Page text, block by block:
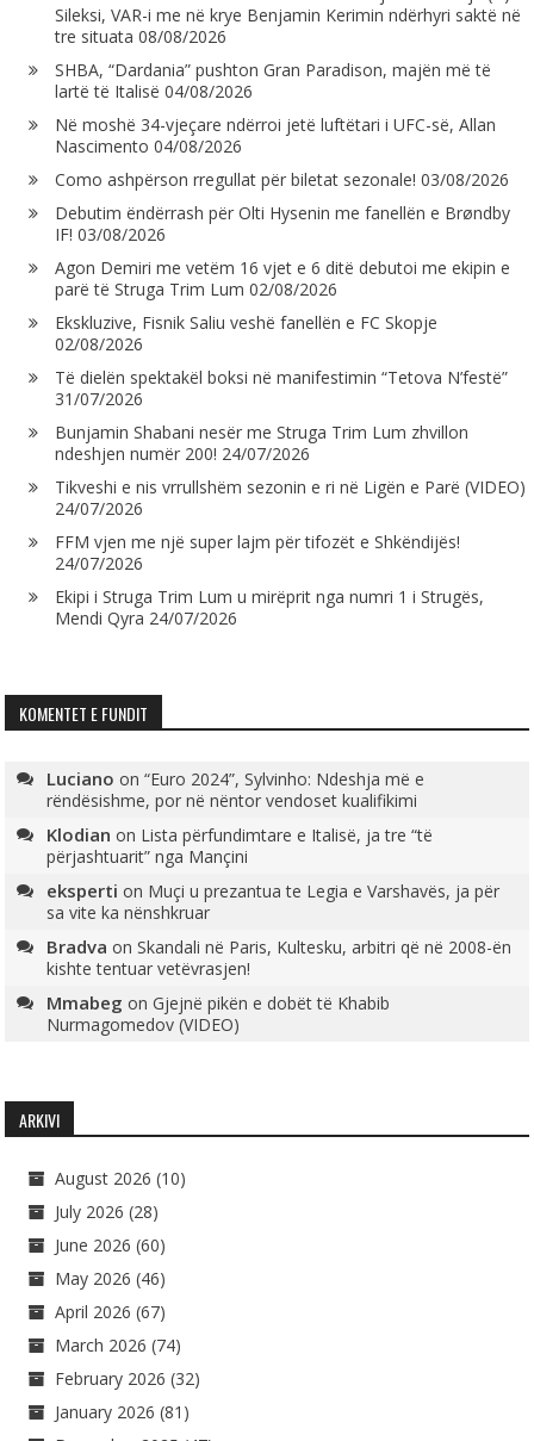
Sileksi, VAR-i me në krye Benjamin Kerimin ndërhyri saktë në
tre situata 08/08/2026
SHBA, “Dardania” pushton Gran Paradison, majën më të
lartë të Italisë 04/08/2026
Në moshë 34-vjeçare ndërroi jetë luftëtari i UFC-së, Allan
Nascimento 04/08/2026
Como ashpërson rregullat për biletat sezonale! 03/08/2026
Debutim ëndërrash për Olti Hysenin me fanellën e Brøndby
IF! 03/08/2026
Agon Demiri me vetëm 16 vjet e 6 ditë debutoi me ekipin e
parë të Struga Trim Lum 02/08/2026
Ekskluzive, Fisnik Saliu veshë fanellën e FC Skopje
02/08/2026
Të dielën spektakël boksi në manifestimin “Tetova N’festë”
31/07/2026
Bunjamin Shabani nesër me Struga Trim Lum zhvillon
ndeshjen numër 200! 24/07/2026
Tikveshi e nis vrrullshëm sezonin e ri në Ligën e Parë (VIDEO)
24/07/2026
FFM vjen me një super lajm për tifozët e Shkëndijës!
24/07/2026
Ekipi i Struga Trim Lum u mirëprit nga numri 1 i Strugës,
Mendi Qyra 24/07/2026
KOMENTET E FUNDIT
Luciano on“Euro 2024”, Sylvinho: Ndeshja më e
rëndësishme, por në nëntor vendoset kualifikimi
Klodian on Lista përfundimtare e Italisë, ja tre “të
përjashtuarit” nga Mançini
eksperti on Muçi u prezantua te Legia e Varshavës, ja për
sa vite ka nënshkruar
Bradva onSkandali në Paris, Kultesku, arbitri që në 2008-ën
kishte tentuar vetëvrasjen!
Mmabeg onGjejnë pikën e dobët të Khabib
Nurmagomedov (VIDEO)
ARKIVI
August 2026 (10)
July 2026 (28)
June 2026 (60)
May 2026 (46)
April 2026 (67)
March 2026 (74)
February 2026 (32)
January 2026 (81)